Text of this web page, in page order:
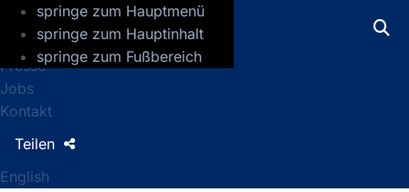
springe zum Hauptmenü
springe zum Hauptinhalt
springe zum Fußbereich
GFZ Helmholtz-Zentrum für
Presse
Jobs
Kontakt
English
Teilen